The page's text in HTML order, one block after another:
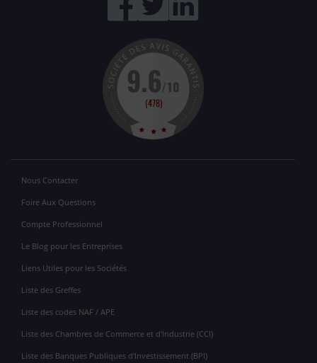
Nous Contacter
Foire Aux Questions
Compte Professionnel
Le Blog pour les Entreprises
Liens Utiles pour les Sociétés
Liste des Greffes
Liste des codes NAF / APE
Liste des Chambres de Commerce et d'Industrie (CCI)
Liste des Banques Publiques d'Investissement (BPI)